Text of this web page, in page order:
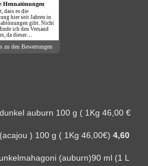
Hennatönungen
dass es die
hier seit Jahren in
gibt. Nicht
ich den Versand
da dieser
nie klingelt,
Paket einfach vor die
zu den Bewertungen
auburn 100 g ( 1Kg 46,00 €
) 100 g ( 1Kg 46,00€)4,60
(auburn)90 ml (1 L